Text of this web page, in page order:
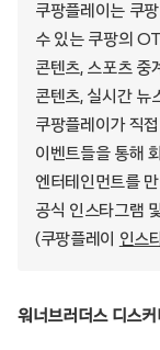
쿠팡플레이는 쿠
수 있는 쿠팡의
콘텐츠, 스포츠 중
콘텐츠, 실시간 뉴
쿠팡플레이가 직
이벤트들을 통해
엔터테인먼트를
공식 인스타그램
(쿠팡플레이 인스
워너브러더스 디스